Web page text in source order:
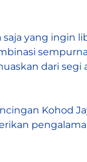
yang ingin
dari
Kohod